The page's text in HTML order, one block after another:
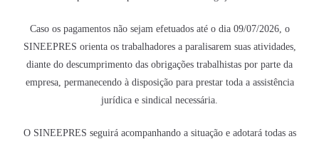
Caso os pagamentos não sejam efetuados até o dia 09/07/2026, o
SINEEPRES orienta os trabalhadores a paralisarem suas atividades,
diante do descumprimento das obrigações trabalhistas por parte da
empresa, permanecendo à disposição para prestar toda a assistência
jurídica e sindical necessária.
O SINEEPRES seguirá acompanhando a situação e adotará todas as